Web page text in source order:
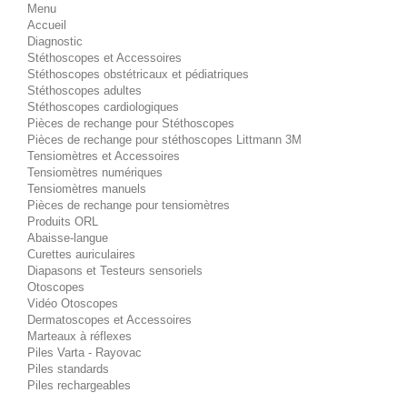
Menu
Accueil
Diagnostic
Stéthoscopes et Accessoires
Stéthoscopes obstétricaux et pédiatriques
Stéthoscopes adultes
Stéthoscopes cardiologiques
Pièces de rechange pour Stéthoscopes
Pièces de rechange pour stéthoscopes Littmann 3M
Tensiomètres et Accessoires
Tensiomètres numériques
Tensiomètres manuels
Pièces de rechange pour tensiomètres
Produits ORL
Abaisse-langue
Curettes auriculaires
Diapasons et Testeurs sensoriels
Otoscopes
Vidéo Otoscopes
Dermatoscopes et Accessoires
Marteaux à réflexes
Piles Varta - Rayovac
Piles standards
Piles rechargeables